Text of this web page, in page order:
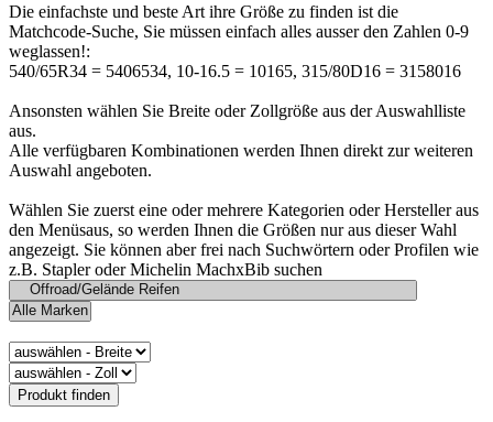
Die einfachste und beste Art ihre Größe zu finden ist die
Matchcode-Suche, Sie müssen einfach alles ausser den Zahlen 0-9
weglassen!:
540/65R34 = 5406534, 10-16.5 = 10165, 315/80D16 = 3158016
Ansonsten wählen Sie Breite oder Zollgröße aus der Auswahlliste
aus.
Alle verfügbaren Kombinationen werden Ihnen direkt zur weiteren
Auswahl angeboten.
Wählen Sie zuerst eine oder mehrere Kategorien oder Hersteller aus
den Menüsaus, so werden Ihnen die Größen nur aus dieser Wahl
angezeigt. Sie können aber frei nach Suchwörtern oder Profilen wie
z.B. Stapler oder Michelin MachxBib suchen